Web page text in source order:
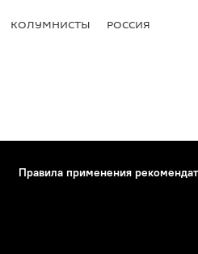
КОЛУМНИСТЫ РОССИЯ
Правила применения